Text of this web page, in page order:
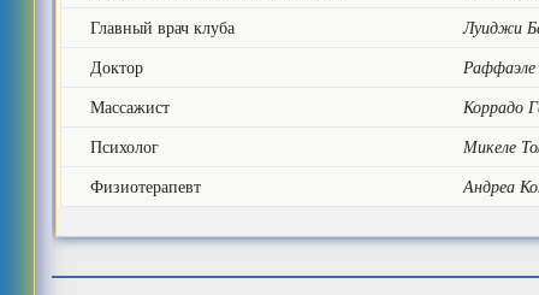
Главный врач клуба
Луиджи
Доктор
Раффаэле
Массажист
Коррадо
Психолог
Микеле
Физиотерапевт
Андреа